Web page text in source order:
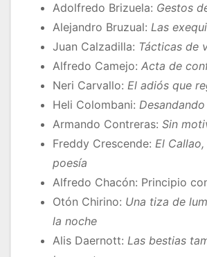
Adolfredo Brizuela: Gestos
Alejandro Bruzual: Las
Juan Calzadilla: Tácticas de
Alfredo Camejo: Acta de
Neri Carvallo: El adiós que
Heli Colombani:
Armando Contreras: Sin
Freddy Crescende: El
poesía
Alfredo Chacón: Principio
Otón Chirino: Una tiza de
la noche
Alis Daernott: Las bestias